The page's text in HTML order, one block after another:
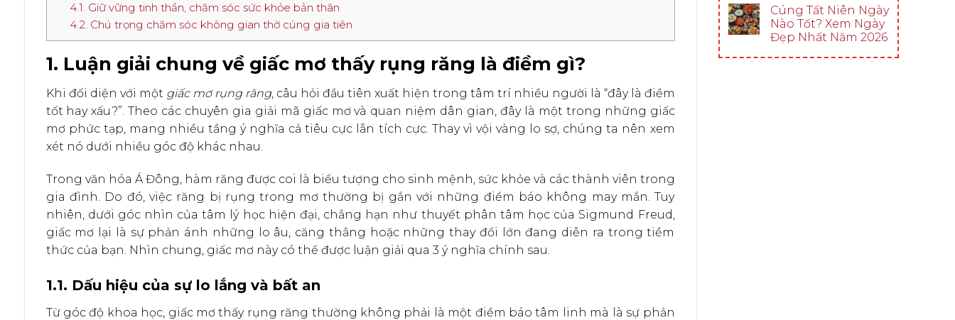
4.1. Giữ vững tinh thần, chăm sóc sức khỏe bản thân
4.2. Chú trọng chăm sóc không gian thờ cúng gia tiên
1. Luận giải chung về giấc mơ thấy rụng răng là điềm gì?
Khi đối diện với một giấc mơ rụng răng, câu hỏi đầu tiên xuất hiện trong tâm trí nhiều người là “đây là điềm
tốt hay xấu?”. Theo các chuyên gia giải mã giấc mơ và quan niệm dân gian, đây là một trong những giấc
mơ phức tạp, mang nhiều tầng ý nghĩa cả tiêu cực lẫn tích cực. Thay vì vội vàng lo sợ, chúng ta nên xem
xét nó dưới nhiều góc độ khác nhau.
Trong văn hóa Á Đông, hàm răng được coi là biểu tượng cho sinh mệnh, sức khỏe và các thành viên trong
gia đình. Do đó, việc răng bị rụng trong mơ thường bị gắn với những điềm báo không may mắn. Tuy
nhiên, dưới góc nhìn của tâm lý học hiện đại, chẳng hạn như thuyết phân tâm học của Sigmund Freud,
giấc mơ lại là sự phản ánh những lo âu, căng thẳng hoặc những thay đổi lớn đang diễn ra trong tiềm
thức của bạn. Nhìn chung, giấc mơ này có thể được luận giải qua 3 ý nghĩa chính sau.
1.1. Dấu hiệu của sự lo lắng và bất an
Từ góc độ khoa học, giấc mơ thấy rụng răng thường không phải là một điềm báo tâm linh mà là sự phản
Cúng Tất Niên Ngày
Nào Tốt? Xem Ngày
Đẹp Nhất Năm 2026